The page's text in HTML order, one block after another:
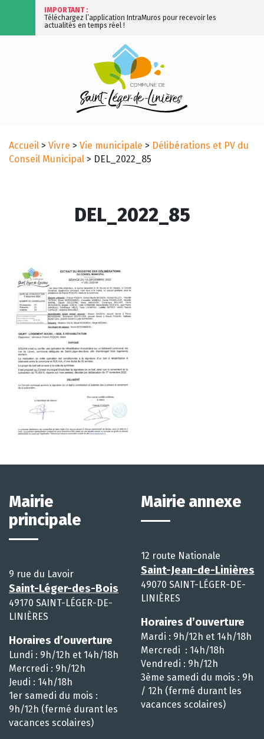
IMPORTANT :
Téléchargez l’application IntraMuros pour recevoir les
actualités en temps réel !
Accueil > Vivre > Vie municipale > Délibérations et PV du
Conseil Municipal > DEL_2022_85
DEL_2022_85
Mairie
principale
9 rue du Lavoir
Saint-Léger-des-Bois
49170 SAINT-LÉGER-DE-
LINIÈRES
Horaires d’ouverture
Lundi : 9h/12h et 14h/18h
Mercredi : 9h/12h
Jeudi : 14h/18h
1er samedi du mois :
9h/12h (fermé durant les
vacances scolaires)
Mairie annexe
12 route Nationale
Saint-Jean-de-Linières
49070 SAINT-LÉGER-DE-
LINIÈRES
Horaires d’ouverture
Mardi : 9h/12h et 14h/18h
Mercredi : 14h/18h
Vendredi : 9h/12h
3ème samedi du mois : 9h
/ 12h (fermé durant les
vacances scolaires)